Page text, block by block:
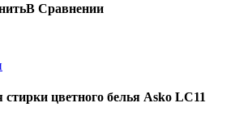
В Сравнении
цветного белья Asko LC11